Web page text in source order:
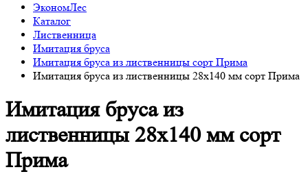
ЭкономЛес
Каталог
Лиственница
Имитация бруса
Имитация бруса из лиственницы сорт Прима
Имитация бруса из лиственницы 28x140 мм сорт Прима
Имитация бруса из
лиственницы 28x140 мм сорт
Прима